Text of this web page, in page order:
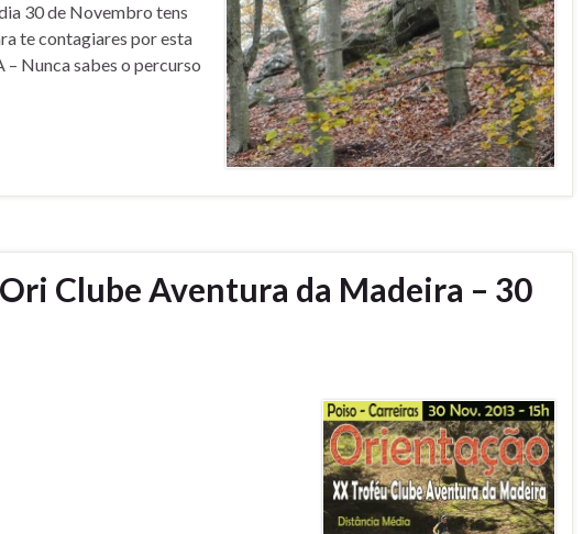
30 de Novembro tens
te contagiares por esta
Nunca sabes o percurso
Clube Aventura da Madeira – 30